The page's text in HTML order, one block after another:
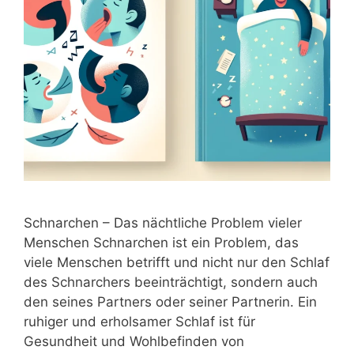
Schnarchen – Das nächtliche Problem vieler
Menschen Schnarchen ist ein Problem, das
viele Menschen betrifft und nicht nur den Schlaf
des Schnarchers beeinträchtigt, sondern auch
den seines Partners oder seiner Partnerin. Ein
ruhiger und erholsamer Schlaf ist für
Gesundheit und Wohlbefinden von